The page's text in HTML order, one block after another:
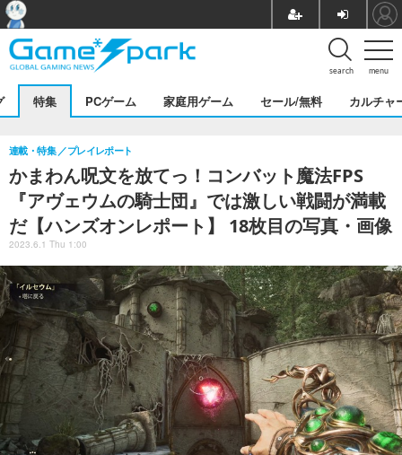
menu
search
特集 PCゲーム 家庭用ゲーム セール/無料 カルチャ
かまわん呪文を放てっ！コンバット魔法FPS
『アヴェウムの騎士団』では激しい戦闘が満載
だ【ハンズオンレポート】 18枚目の写真・画像
連載・特集 プレイレポート
2023.6.1 Thu 1:00